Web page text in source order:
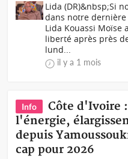
Lida (DR)&nbsp;Si
dans notre dernière
Lida Kouassi Moïse
liberté après près
lund...
il y a 1 mois
Info
Côte d'Ivoire
l'énergie,
depuis
cap pour 2026